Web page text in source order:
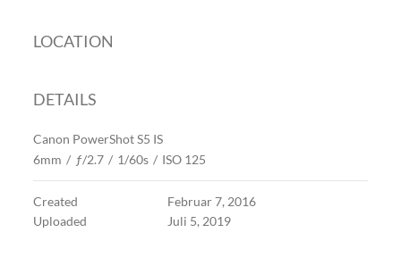
LOCATION
DETAILS
Canon PowerShot S5 IS
6mm / ƒ/2.7 / 1/60s / ISO 125
Created
Februar 7, 2016
Uploaded
Juli 5, 2019